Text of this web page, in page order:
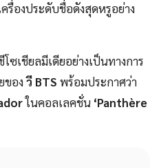
รื่องประดับชื่อดังสุดหรูอย่าง
เชียลมีเดียอย่างเป็นทางการ
ของวี BTS พร้อมประกาศว่า
ในคอลเลคชั่น ‘Panthère